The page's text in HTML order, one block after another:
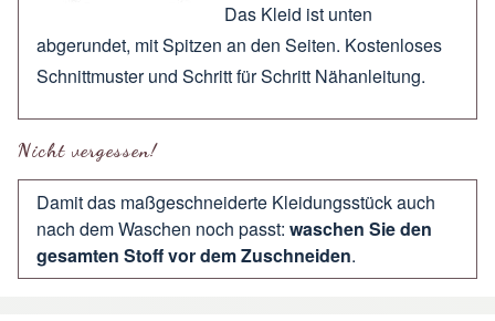
Das Kleid ist unten
abgerundet, mit Spitzen an den Seiten. Kostenloses
Schnittmuster und Schritt für Schritt Nähanleitung.
Nicht vergessen!
Damit das maßgeschneiderte Kleidungsstück auch
nach dem Waschen noch passt: waschen Sie den
gesamten Stoff vor dem Zuschneiden.